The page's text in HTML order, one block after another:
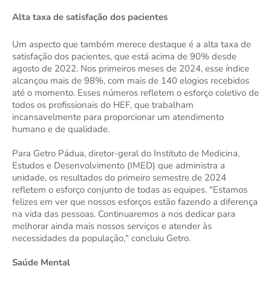
Alta taxa de satisfação dos pacientes
Um aspecto que também merece destaque é a alta taxa de
satisfação dos pacientes, que está acima de 90% desde
agosto de 2022. Nos primeiros meses de 2024, esse índice
alcançou mais de 98%, com mais de 140 elogios recebidos
até o momento. Esses números refletem o esforço coletivo de
todos os profissionais do HEF, que trabalham
incansavelmente para proporcionar um atendimento
humano e de qualidade.
Para Getro Pádua, diretor-geral do Instituto de Medicina,
Estudos e Desenvolvimento (IMED) que administra a
unidade, os resultados do primeiro semestre de 2024
refletem o esforço conjunto de todas as equipes. "Estamos
felizes em ver que nossos esforços estão fazendo a diferença
na vida das pessoas. Continuaremos a nos dedicar para
melhorar ainda mais nossos serviços e atender às
necessidades da população," concluiu Getro.
Saúde Mental